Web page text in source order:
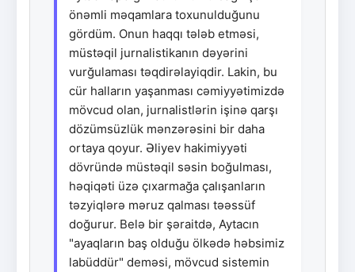
önəmli məqamlara toxunulduğunu
gördüm. Onun haqqı tələb etməsi,
müstəqil jurnalistikanın dəyərini
vurğulaması təqdirəlayiqdir. Lakin, bu
cür halların yaşanması cəmiyyətimizdə
mövcud olan, jurnalistlərin işinə qarşı
dözümsüzlük mənzərəsini bir daha
ortaya qoyur. Əliyev hakimiyyəti
dövründə müstəqil səsin boğulması,
həqiqəti üzə çıxarmağa çalışanların
təzyiqlərə məruz qalması təəssüf
doğurur. Belə bir şəraitdə, Aytacın
"ayaqların baş olduğu ölkədə həbsimiz
labüddür" deməsi, mövcud sistemin